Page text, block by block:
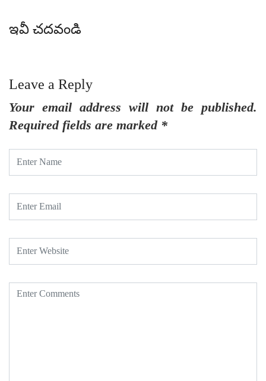
ఇవీ చదవండి
Leave a Reply
Your email address will not be published.
Required fields are marked *